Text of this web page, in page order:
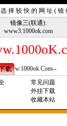
择 较 快 的 网 址 ( 镜
镜像三(联通):
www3.1000ok.com
常见问题
外挂下载
收藏本站